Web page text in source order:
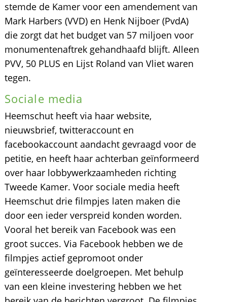
stemde de Kamer voor een amendement van
Mark Harbers (VVD) en Henk Nijboer (PvdA)
die zorgt dat het budget van 57 miljoen voor
monumentenaftrek gehandhaafd blijft. Alleen
PVV, 50 PLUS en Lijst Roland van Vliet waren
tegen.
Sociale media
Heemschut heeft via haar website,
nieuwsbrief, twitteraccount en
facebookaccount aandacht gevraagd voor de
petitie, en heeft haar achterban geïnformeerd
over haar lobbywerkzaamheden richting
Tweede Kamer. Voor sociale media heeft
Heemschut drie filmpjes laten maken die
door een ieder verspreid konden worden.
Vooral het bereik van Facebook was een
groot succes. Via Facebook hebben we de
filmpjes actief gepromoot onder
geïnteresseerde doelgroepen. Met behulp
van een kleine investering hebben we het